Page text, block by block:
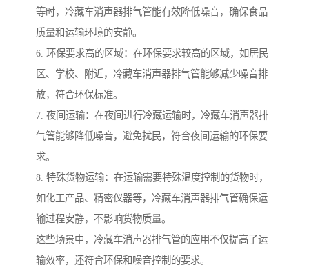
等时，冷藏车消声器排气管能有效降低噪音，确保食品
质量和运输环境的安静。
6. 环保要求高的区域：在环保要求较高的区域，如居民
区、学校、附近，冷藏车消声器排气管能够减少噪音排
放，符合环保标准。
7. 夜间运输：在夜间进行冷藏运输时，冷藏车消声器排
气管能够降低噪音，避免扰民，符合夜间运输的环保要
求。
8. 特殊货物运输：在运输需要特殊温度控制的货物时，
如化工产品、精密仪器等，冷藏车消声器排气管确保运
输过程安静，不影响货物质量。
这些场景中，冷藏车消声器排气管的应用不仅提高了运
输效率，还符合环保和噪音控制的要求。